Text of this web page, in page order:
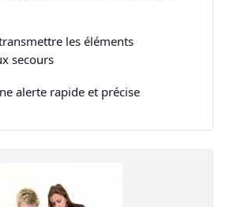
les éléments
secours
alerte rapide et précise